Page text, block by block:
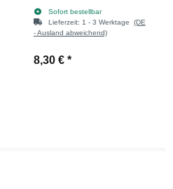
Sofort bestellbar
Lieferzeit: 1 - 3 Werktage (DE
- Ausland abweichend)
8,30 € *